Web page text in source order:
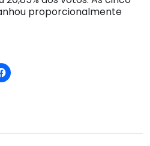
proporcionalmente